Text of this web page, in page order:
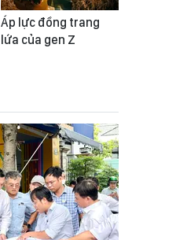
Áp lực đồng trang
lứa của gen Z